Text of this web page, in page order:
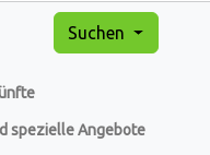
Suchen
spezielle Angebote